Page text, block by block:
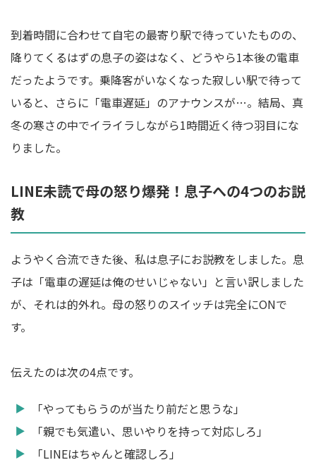
到着時間に合わせて自宅の最寄り駅で待っていたものの、
降りてくるはずの息子の姿はなく、どうやら1本後の電車
だったようです。乗降客がいなくなった寂しい駅で待って
いると、さらに「電車遅延」のアナウンスが…。結局、真
冬の寒さの中でイライラしながら1時間近く待つ羽目にな
りました。
LINE未読で母の怒り爆発！息子への4つのお説
教
ようやく合流できた後、私は息子にお説教をしました。息
子は「電車の遅延は俺のせいじゃない」と言い訳しました
が、それは的外れ。母の怒りのスイッチは完全にONで
す。
伝えたのは次の4点です。
「やってもらうのが当たり前だと思うな」
「親でも気遣い、思いやりを持って対応しろ」
「LINEはちゃんと確認しろ」